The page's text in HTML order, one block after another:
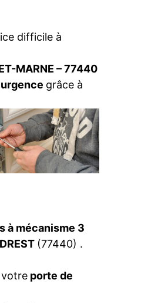
difficile à
MARNE – 77440
grâce à
à mécanisme 3
(77440) .
votre porte de